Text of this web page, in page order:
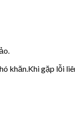
khăn.Khi gặp lỗi